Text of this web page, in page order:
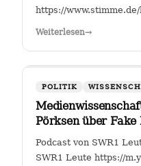
https://
Fahrverbote-
Weiterlesen→
POLITIK
Pörksen über Fake
Podcast von SWR1
SWR1 Leute https://